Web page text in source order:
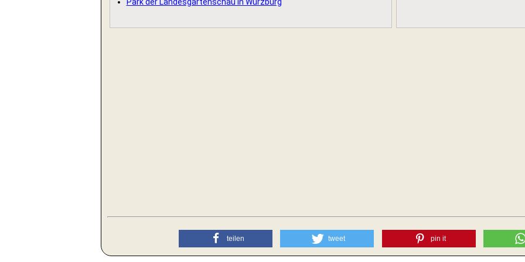
Park der Landesgartenschau in Würzburg
teilen tweet pin it